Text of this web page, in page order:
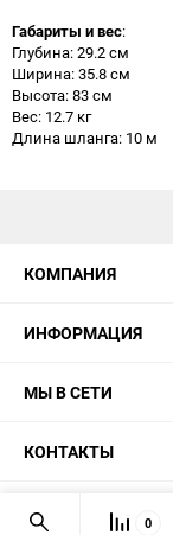
Габариты и вес:
Глубина: 29.2 см
Ширина: 35.8 см
Высота: 83 см
Вес: 12.7 кг
Длина шланга: 10 м
КОМПАНИЯ
ИНФОРМАЦИЯ
МЫ В СЕТИ
КОНТАКТЫ
0